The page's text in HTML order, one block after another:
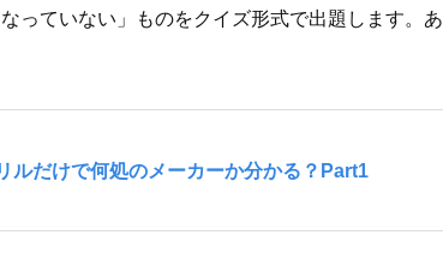
っていない」ものをクイズ形式で出題します。あ